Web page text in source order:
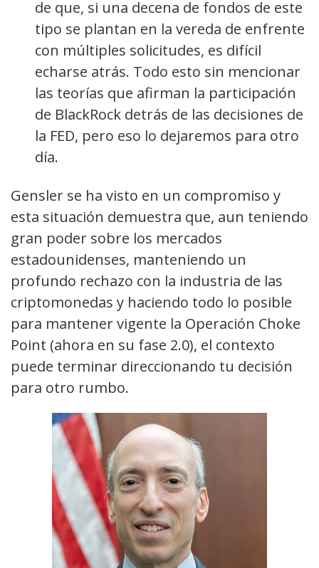
de que, si una decena de fondos de este
tipo se plantan en la vereda de enfrente
con múltiples solicitudes, es difícil
echarse atrás. Todo esto sin mencionar
las teorías que afirman la participación
de BlackRock detrás de las decisiones de
la FED, pero eso lo dejaremos para otro
día.
Gensler se ha visto en un compromiso y
esta situación demuestra que, aun teniendo
gran poder sobre los mercados
estadounidenses, manteniendo un
profundo rechazo con la industria de las
criptomonedas y haciendo todo lo posible
para mantener vigente la Operación Choke
Point (ahora en su fase 2.0), el contexto
puede terminar direccionando tu decisión
para otro rumbo.